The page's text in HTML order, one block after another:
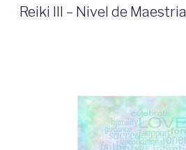
EL
Reiki III – Nivel de Maestria